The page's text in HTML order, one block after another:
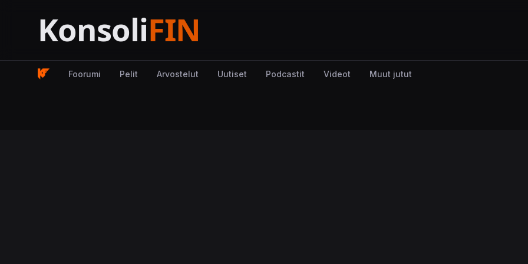
Foorumi Pelit Arvostelut Uutiset Podcastit Videot Muut jutut